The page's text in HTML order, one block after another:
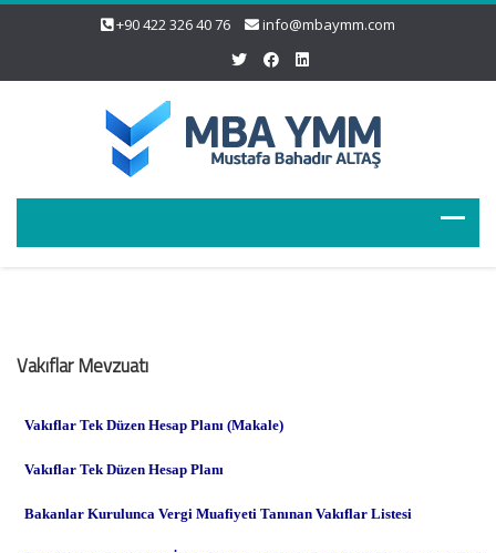
+90 422 326 40 76 info@mbaymm.com
Vakıflar Mevzuatı